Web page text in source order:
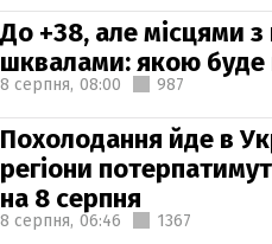
До +38, але місцями з
шквалами: якою буде
8 серпня, 08:00 987
Похолодання йде в
регіони
на 8 серпня
8 серпня, 06:46 1367